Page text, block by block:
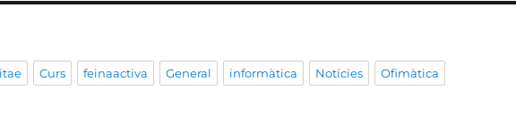
Curs feinaactiva General informàtica Notícies Ofimàtica